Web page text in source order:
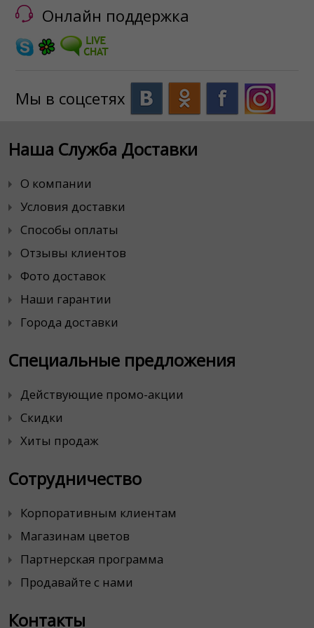
Онлайн поддержка
Мы в соцсетях
Наша Служба Доставки
О компании
Условия доставки
Способы оплаты
Отзывы клиентов
Фото доставок
Наши гарантии
Города доставки
Специальные предложения
Действующие промо-акции
Скидки
Хиты продаж
Сотрудничество
Корпоративным клиентам
Магазинам цветов
Партнерская программа
Продавайте с нами
Контакты